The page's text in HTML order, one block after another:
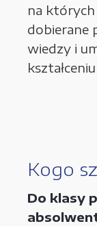
na których
dobierane
wiedzy i
Kogo
Do klasy